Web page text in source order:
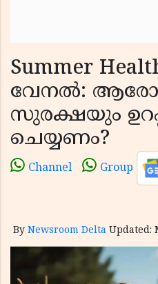
Summer
വേനൽ:
സുരക്ഷയും
ചെയ്യണം?
Channel Group
By Newsroom Delta Updated: